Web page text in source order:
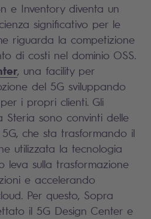
e Inventory diventa un
significativo per le
riguarda la competizione
di costi nel dominio OSS.
, una facility per
del 5G sviluppando
i propri clienti. Gli
Steria sono convinti delle
che sta trasformando il
utilizzata la tecnologia
leva sulla trasformazione
e accelerando
Per questo, Sopra
il 5G Design Center e